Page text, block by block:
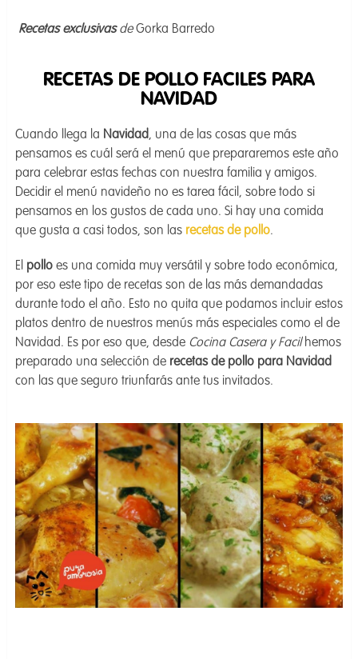
RecetasexclusivasdeGorka Barredo
RECETAS DE POLLO FACILES PARA
NAVIDAD
Cuando llega la Navidad, una de las cosas que más
pensamos es cuál será el menú que prepararemos este año
para celebrar estas fechas con nuestra familia y amigos.
Decidir el menú navideño no es tarea fácil, sobre todo si
pensamos en los gustos de cada uno. Si hay una comida
que gusta a casi todos, son las recetas de pollo.
El polloes una comida muy versátil y sobre todo económica,
por eso este tipo de recetas son de las más demandadas
durante todo el año. Esto no quita que podamos incluir estos
platos dentro de nuestros menús más especiales como el de
Navidad. Es por eso que, desde Cocina Casera y Facilhemos
preparado una selección de recetas de pollo para Navidad
con las que seguro triunfarás ante tus invitados.